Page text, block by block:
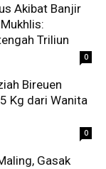
Akibat Banjir
Triliun
0
Bireuen
Kg dari Wanita
0
Gasak